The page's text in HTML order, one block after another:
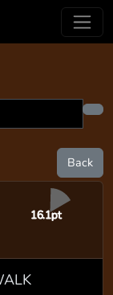
Back
16.1pt